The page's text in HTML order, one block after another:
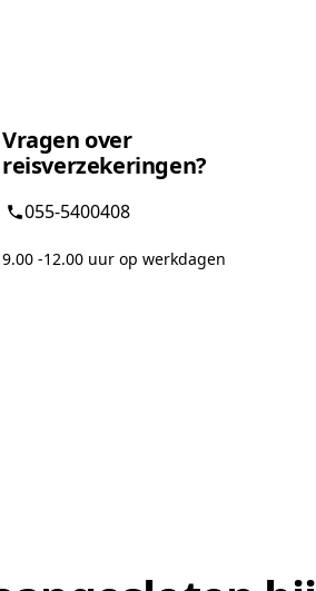
Vragen over
reisverzekeringen?
055-5400408
9.00 -12.00 uur op werkdagen